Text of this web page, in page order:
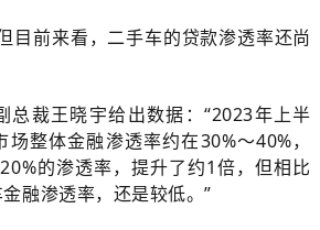
目前来看，二手车的贷款渗透率还尚
总裁王晓宇给出数据：“2023年上半
整体金融渗透率约在30%～40%，
的渗透率，提升了约1倍，但相比
融渗透率，还是较低。”